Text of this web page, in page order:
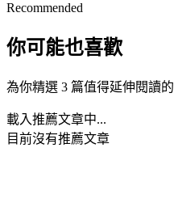
Recommended
你可能也喜歡
為你精選 3 篇值得延伸閱讀
載入推薦文章中...
目前沒有推薦文章